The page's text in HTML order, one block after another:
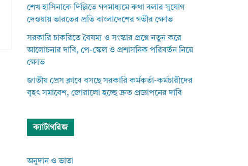
শেখ হাসিনাকে দিল্লিতে গণমাধ্যমে কথা বলার সুযোগ
দেওয়ায় ভারতের প্রতি বাংলাদেশের গভীর ক্ষোভ
সরকারি চাকরিতে বৈষম্য ও সংস্কার প্রশ্নে নতুন করে
আলোচনার দাবি, পে-স্কেল ও প্রশাসনিক পরিবর্তন নিয়ে
ক্ষোভ
জাতীয় প্রেস ক্লাবে বসছে সরকারি কর্মকর্তা-কর্মচারীদের
বৃহৎ সমাবেশ, জোরালো হচ্ছে দ্রুত প্রজ্ঞাপনের দাবি
ক্যাটাগরিজ
অনুদান ও ভাতা